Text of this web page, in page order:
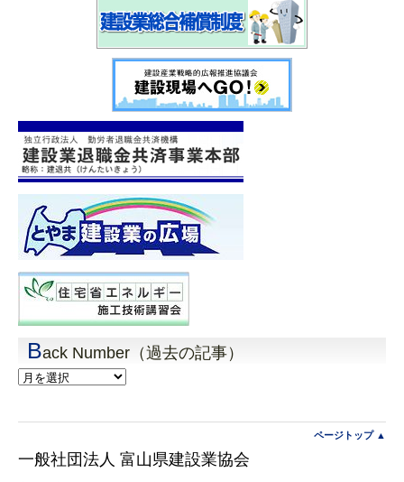
Back Number（過去の記事）
Back
Number（過
事）
ページトップ ▲
一般社団法人 富山県建設業協会